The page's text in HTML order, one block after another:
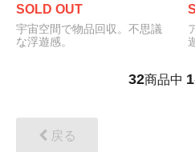
SOLD OUT
宇宙空間で物品回収。不思議
な浮遊感。
32商品中 1
戻る